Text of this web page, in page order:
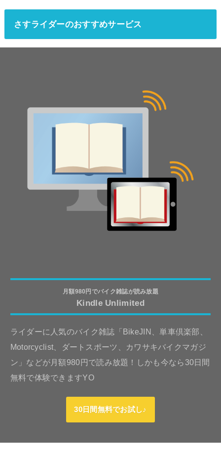
さすライダーのおすすめサービス
月額980円でバイク雑誌が読み放題
Kindle Unlimited
ライダーに人気のバイク雑誌「BikeJIN、単車倶楽部、
Motorcyclist、ダートスポーツ、カワサキバイクマガジ
ン」などが月額980円で読み放題！しかも今なら30日間
無料で体験できますYO
30日間無料でお試し♪